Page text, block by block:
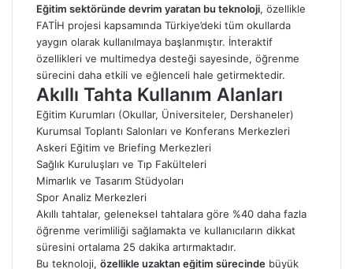
Eğitim sektöründe devrim yaratan bu teknoloji, özellikle
FATİH projesi kapsamında Türkiye’deki tüm okullarda
yaygın olarak kullanılmaya başlanmıştır. İnteraktif
özellikleri ve multimedya desteği sayesinde, öğrenme
sürecini daha etkili ve eğlenceli hale getirmektedir.
Akıllı Tahta Kullanım Alanları
Eğitim Kurumları (Okullar, Üniversiteler, Dershaneler)
Kurumsal Toplantı Salonları ve Konferans Merkezleri
Askeri Eğitim ve Briefing Merkezleri
Sağlık Kuruluşları ve Tıp Fakülteleri
Mimarlık ve Tasarım Stüdyoları
Spor Analiz Merkezleri
Akıllı tahtalar, geleneksel tahtalara göre %40 daha fazla
öğrenme verimliliği sağlamakta ve kullanıcıların dikkat
süresini ortalama 25 dakika artırmaktadır.
Bu teknoloji, özellikle uzaktan eğitim sürecinde büyük